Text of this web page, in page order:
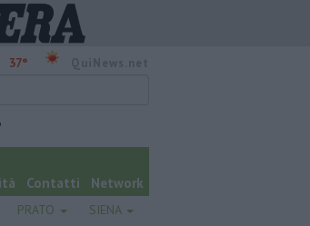
37°
Contatti Network
PRATO SIENA